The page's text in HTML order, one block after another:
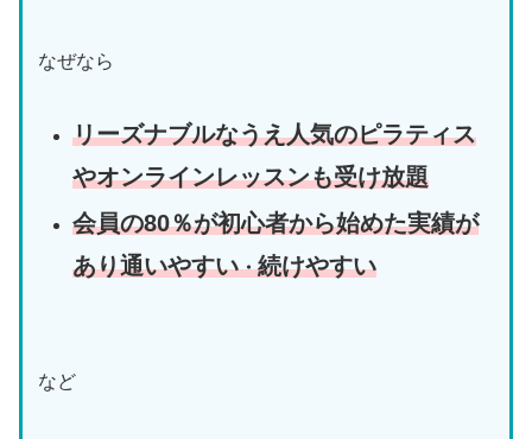
なぜなら
リーズナブルなうえ人気のピラティス
やオンラインレッスンも受け放題
会員の80％が初心者から始めた実績が
あり通いやすい・続けやすい
など